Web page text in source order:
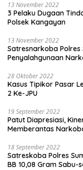
13 November 2022
3 Pelaku Dugaan
Polsek Kangayan
13 November 2022
Satresnarkoba Polres
Penyalahgunaan
28 Oktober 2022
Kasus Tipikor Pasar
2 Ke-JPU
19 September 2022
Patut Diapresiasi,
Memberantas
18 September 2022
Satreskoba Polres
BB 10,08 Gram Sabu-